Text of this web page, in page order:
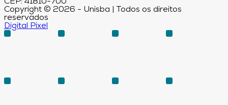
Copyright © 2026 - Unisba | Todos os direitos
reservados
Digital Pixel